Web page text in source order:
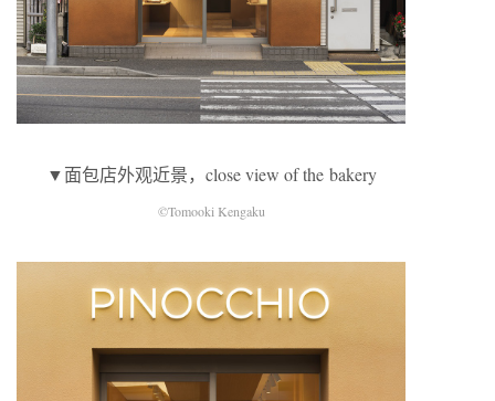
▼面包店外观近景，close view of the bakery
©Tomooki Kengaku